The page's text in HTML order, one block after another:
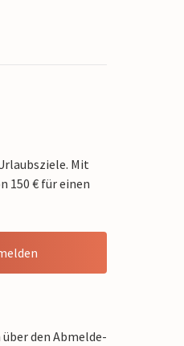
Mit
150 € für einen
über den Abmelde-